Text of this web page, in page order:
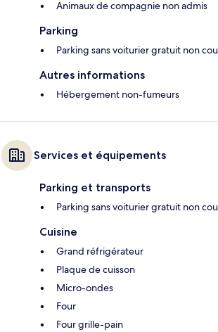
Animaux de compagnie non admis
Parking
Parking sans voiturier gratuit non
Autres informations
Hébergement non-fumeurs
Services et équipements
Parking et transports
Parking sans voiturier gratuit non
Cuisine
Grand réfrigérateur
Plaque de cuisson
Micro-ondes
Four
Four grille-pain